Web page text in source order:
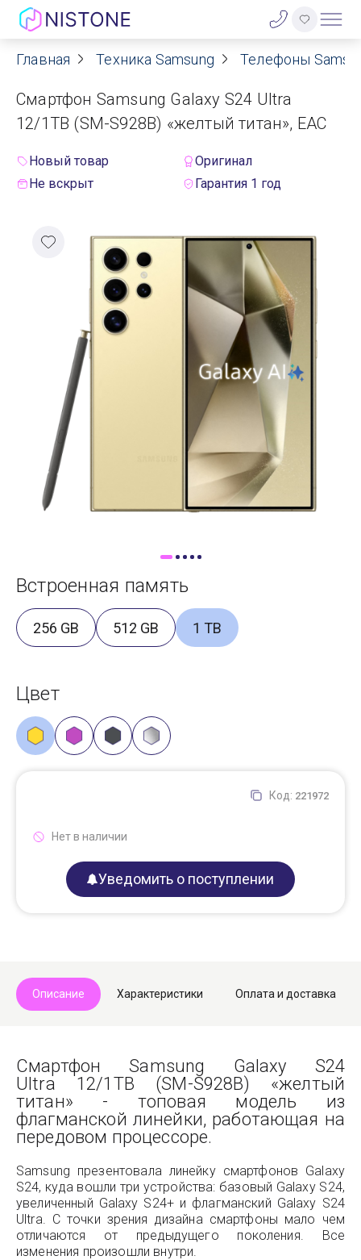
Акции
О нас
Договор оферты
Реквизиты
Контакты
Гарантия
Оплата
Доставка
Самовывоз
Главная Техника Samsung Телефоны
Смартфон Samsung Galaxy S24 Ultra
12/1TB (SM-S928B) «желтый титан», EAC
Новый товар
Оригинал
Не вскрыт
Гарантия 1 год
Встроенная память
256 GB 512 GB 1 TB
Цвет
Код: 221972
Нет в наличии
Уведомить о поступлении
Описание Характеристики Оплата и доставка
Смартфон Samsung Galaxy S24
Ultra 12/1TB (SM-S928B) «желтый
титан» - топовая модель из
флагманской линейки, работающая на
передовом процессоре.
Samsung презентовала линейку смартфонов Galaxy
S24, куда вошли три устройства: базовый Galaxy S24,
увеличенный Galaxy S24+ и флагманский Galaxy S24
Ultra. С точки зрения дизайна смартфоны мало чем
отличаются от предыдущего поколения. Все
изменения произошли внутри.